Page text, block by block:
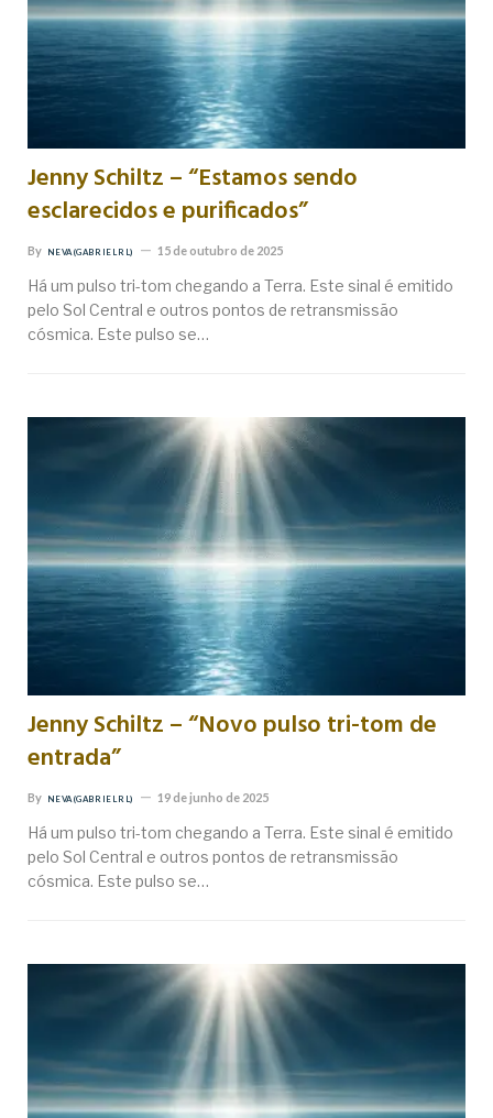
Jenny Schiltz – “Estamos sendo
esclarecidos e purificados”
By NEVA (GABRIEL RL) 15 de outubro de 2025
Há um pulso tri-tom chegando a Terra. Este sinal é emitido
pelo Sol Central e outros pontos de retransmissão
cósmica. Este pulso se…
Jenny Schiltz – “Novo pulso tri-tom de
entrada”
By NEVA (GABRIEL RL) 19 de junho de 2025
Há um pulso tri-tom chegando a Terra. Este sinal é emitido
pelo Sol Central e outros pontos de retransmissão
cósmica. Este pulso se…